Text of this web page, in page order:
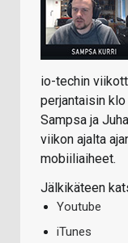
io-techin
perjantaisin
Sampsa ja
viikon ajalta
mobiiliaiheet.
Jälkikäteen
Youtube
iTunes